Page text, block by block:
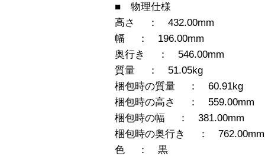
■ 物理仕様
高さ ： 432.00mm
幅 ： 196.00mm
奥行き ： 546.00mm
質量 ： 51.05kg
梱包時の質量 ： 60.91kg
梱包時の高さ ： 559.00mm
梱包時の幅 ： 381.00mm
梱包時の奥行き ： 762.00mm
色 ： 黒